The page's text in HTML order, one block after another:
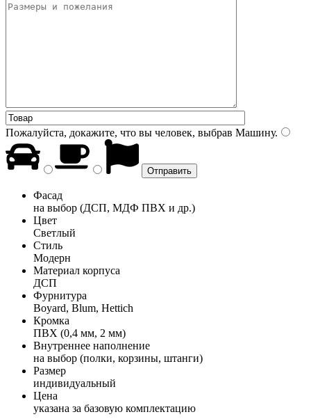
Пожалуйста, докажите, что вы человек, выбрав Машину.
Фасад
на выбор (ДСП, МДФ ПВХ и др.)
Цвет
Светлый
Стиль
Модерн
Материал корпуса
ДСП
Фурнитура
Boyard, Blum, Hettich
Кромка
ПВХ (0,4 мм, 2 мм)
Внутреннее наполнение
на выбор (полки, корзины, штанги)
Размер
индивидуальный
Цена
указана за базовую комплектацию